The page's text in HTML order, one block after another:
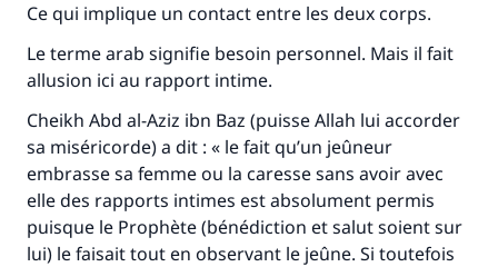
Ce qui implique un contact entre les deux corps.
Le terme arab signifie besoin personnel. Mais il fait
allusion ici au rapport intime.
Cheikh Abd al-Aziz ibn Baz (puisse Allah lui accorder
sa miséricorde) a dit : « le fait qu’un jeûneur
embrasse sa femme ou la caresse sans avoir avec
elle des rapports intimes est absolument permis
puisque le Prophète (bénédiction et salut soient sur
lui) le faisait tout en observant le jeûne. Si toutefois